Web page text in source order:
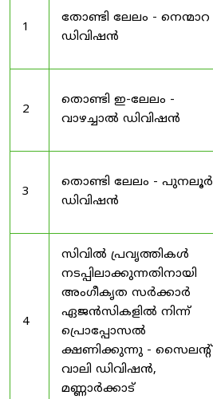
1
തോണ്ടി ലേലം - നെന്മാറ
ഡിവിഷൻ
2
തൊണ്ടി ഇ-ലേലം -
വാഴച്ചാൽ ഡിവിഷൻ
3
തൊണ്ടി ലേലം - പുനലൂർ
ഡിവിഷൻ
4
സിവിൽ പ്രവൃത്തികൾ
നടപ്പിലാക്കുന്നതിനായി
അംഗീകൃത സർക്കാർ
ഏജൻസികളിൽ നിന്ന്
പ്രൊപ്പോസൽ
ക്ഷണിക്കുന്നു - സൈലന്റ്
വാലി ഡിവിഷൻ,
മണ്ണാർക്കാട്